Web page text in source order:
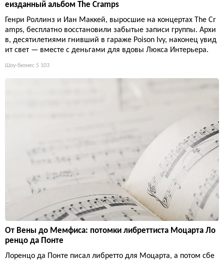
еизданный альбом The Cramps
Генри Роллинз и Иан Маккей, выросшие на концертах The Cr
amps, бесплатно восстановили забытые записи группы. Архи
в, десятилетиями гнивший в гараже Poison Ivy, наконец увид
ит свет — вместе с деньгами для вдовы Люкса Интерьера.
Шоу-бизнес 5 103
От Вены до Мемфиса: потомки либреттиста Моцарта Ло
ренцо да Понте
Лоренцо да Понте писал либретто для Моцарта, а потом сбе